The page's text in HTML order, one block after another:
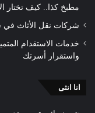
مطبخ كذا.. كيف تختار
شركات نقل الأثاث في
خدمات الاستقدام
واستقرار أسرتك
انا انثى